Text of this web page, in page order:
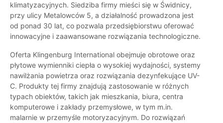
klimatyzacyjnych. Siedziba firmy mieści się w Świdnicy,
przy ulicy Metalowców 5, a działalność prowadzona jest
od ponad 30 lat, co pozwala przedsiębiorstwu oferować
innowacyjne i zaawansowane rozwiązania technologiczne.
Oferta Klingenburg International obejmuje obrotowe oraz
płytowe wymienniki ciepła o wysokiej wydajności, systemy
nawilżania powietrza oraz rozwiązania dezynfekujące UV-
C. Produkty tej firmy znajdują zastosowanie w różnych
typach obiektów, takich jak mieszkania, biura, centra
komputerowe i zakłady przemysłowe, w tym m.in.
malarnie w przemyśle motoryzacyjnym. Do rozwiązań